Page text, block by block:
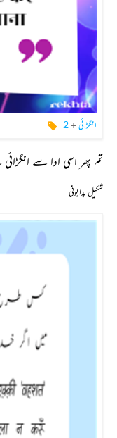
انگڑائی+
2
تم پھر اسی ادا سے
شکیل بدایونی